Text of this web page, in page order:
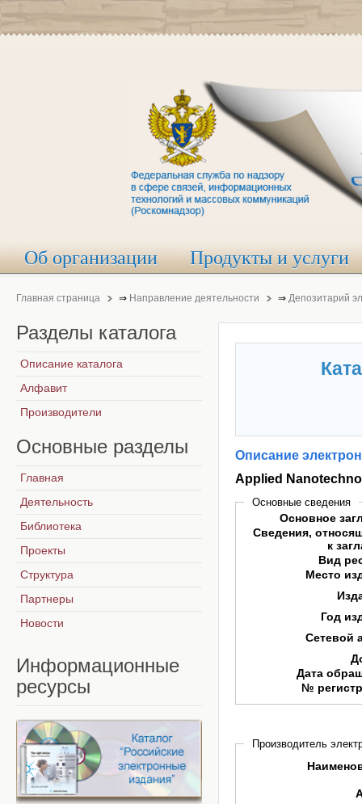
Об организации Продукты и услуги
Главная страница ⇒ Направление деятельности ⇒ Депозитарий
Описание
Applied
Основные сведения
Основное
Сведения,
к
Вид
Место
Год
Сетевой
Дата
№
Производитель
Разделы каталога
Описание каталога
Алфавит
Производители
Основные разделы
Главная
Деятельность
Библиотека
Проекты
Структура
Партнеры
Новости
Информационные
ресурсы